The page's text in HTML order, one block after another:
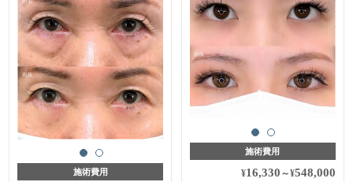
施術費用
施術費用
¥16,330 ～¥548,000